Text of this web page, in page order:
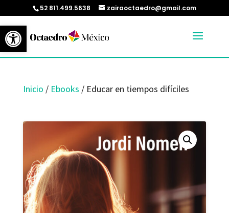
Abrir barra de herramientas
52 811.499.5638 zairaoctaedro@gmail.com
Inicio / Ebooks / Educar en tiempos difíciles